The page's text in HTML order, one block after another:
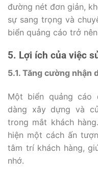
đường nét đơn giản,
sự sang trọng và
biển quảng cáo trở
5. Lợi ích của việc
5.1. Tăng cường nhận
Một biển quảng cáo
dàng xây dựng và
trong mắt khách
hiện một cách ấn
tâm trí khách hàng,
nhớ.